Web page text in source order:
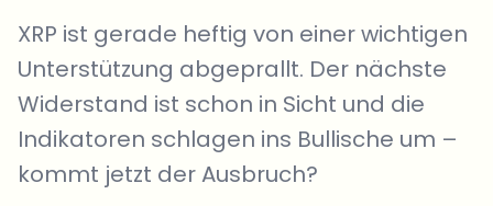
XRP ist gerade heftig von einer wichtigen
Unterstützung abgeprallt. Der nächste
Widerstand ist schon in Sicht und die
Indikatoren schlagen ins Bullische um –
kommt jetzt der Ausbruch?